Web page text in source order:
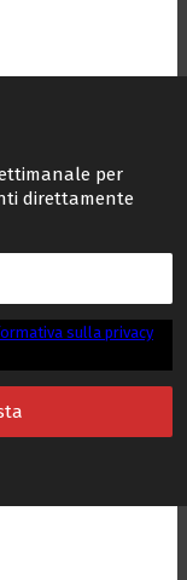
per
direttamente
sulla privacy